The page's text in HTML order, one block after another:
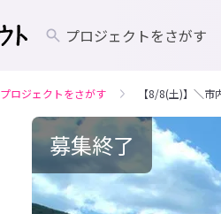
プロジェクトをさがす
プロジェクトをさがす 【8/8(土)】＼
募集終了